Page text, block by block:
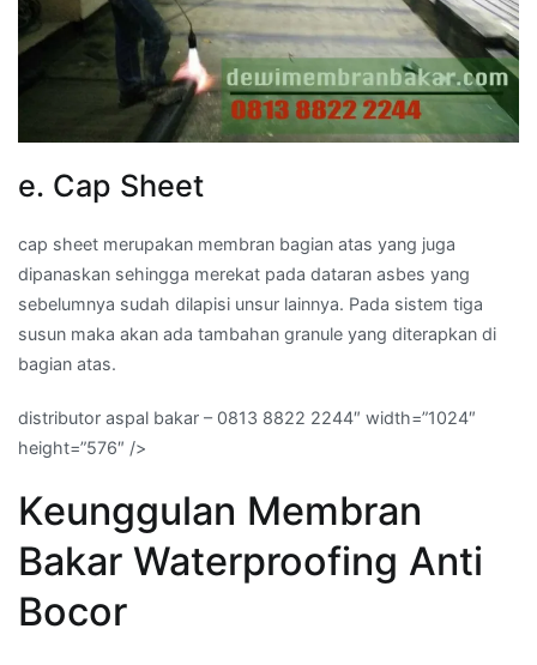
e. Cap Sheet
cap sheet merupakan membran bagian atas yang juga
dipanaskan sehingga merekat pada dataran asbes yang
sebelumnya sudah dilapisi unsur lainnya. Pada sistem tiga
susun maka akan ada tambahan granule yang diterapkan di
bagian atas.
distributor aspal bakar – 0813 8822 2244″ width=”1024″
height=”576″ />
Keunggulan Membran
Bakar Waterproofing Anti
Bocor